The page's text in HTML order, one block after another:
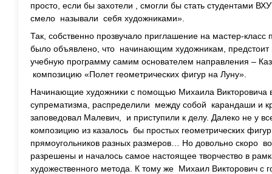
просто, если бы захотели , смогли бы стать студентами
смело называли себя художниками».
Так, собственно прозвучало приглашение на мастер-
было объявлено, что начинающим художникам, предстоит
учебную программу самим основателем направления –
композицию «Полет геометрических фигур на Луну».
Начинающие художники с помощью Михаила
супрематизма, распределили между собой карандаши и
заповедовал Малевич, и приступили к делу. Далеко не у
композицию из казалось бы простых геометрических
прямоугольников разных размеров… Но довольно скоро
разрешены и началось самое настоящее творчество в
художественного метода. К тому же Михаил Викторович с